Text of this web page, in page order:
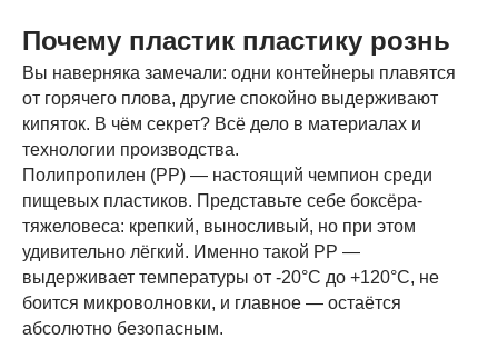
Почему пластик пластику рознь
Вы наверняка замечали: одни контейнеры плавятся
от горячего плова, другие спокойно выдерживают
кипяток. В чём секрет? Всё дело в материалах и
технологии производства.
Полипропилен (PP) — настоящий чемпион среди
пищевых пластиков. Представьте себе боксёра-
тяжеловеса: крепкий, выносливый, но при этом
удивительно лёгкий. Именно такой PP —
выдерживает температуры от -20°C до +120°C, не
боится микроволновки, и главное — остаётся
абсолютно безопасным.